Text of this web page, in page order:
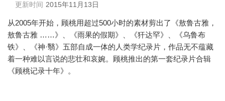
更新时间 2015年11月13日
从2005年开始，顾桃用超过500小时的素材剪出了《敖鲁古雅，
敖鲁古雅 ……》、《雨果的假期》、《犴达罕》、《乌鲁布
铁》、《神·翳》五部自成一体的人类学纪录片，作品无不蕴藏
着一种难以言说的悲壮和哀婉。顾桃推出的第一套纪录片合辑
《顾桃记录十年》。